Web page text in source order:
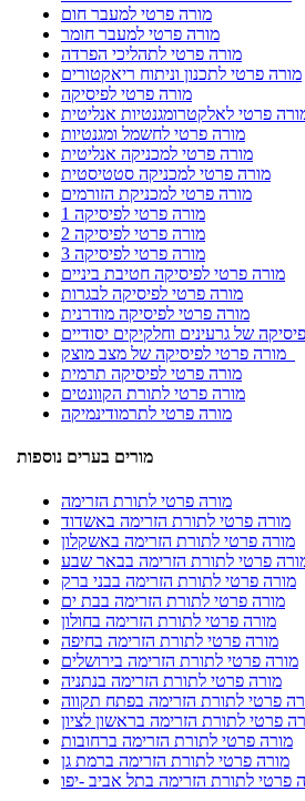
מורה פרטי למעבר חום
מורה פרטי למעבר חומר
מורה פרטי לתהליכי הפרדה
מורה פרטי לתכנון וניתוח ריאקטורים
מורה פרטי לפיסיקה
פרטי לאלקטרומגנטיות אנליטית
מורה פרטי לחשמל ומגנטיות
מורה פרטי למכניקה אנליטית
מורה פרטי למכניקה סטטיסטית
מורה פרטי למכניקת הזורמים
מורה פרטי לפיסיקה 1
מורה פרטי לפיסיקה 2
מורה פרטי לפיסיקה 3
מורה פרטי לפיסיקה חטיבת ביניים
מורה פרטי לפיסיקה לבגרות
מורה פרטי לפיסיקה מודרנית
של גרעינים וחלקיקים יסודיים
מורה פרטי לפיסיקה תרמית
מורה פרטי לתורת הקוונטים
מורה פרטי לתרמודינמיקה
מורים בערים נוספות
מורה פרטי לתורת הזרימה
מורה פרטי לתורת הזרימה באשדוד
מורה פרטי לתורת הזרימה באשקלון
פרטי לתורת הזרימה בבאר שבע
מורה פרטי לתורת הזרימה בבני ברק
מורה פרטי לתורת הזרימה בבת ים
מורה פרטי לתורת הזרימה בחולון
מורה פרטי לתורת הזרימה בחיפה
מורה פרטי לתורת הזרימה בירושלים
מורה פרטי לתורת הזרימה בנתניה
פרטי לתורת הזרימה בפתח תקווה
פרטי לתורת הזרימה בראשון לציון
מורה פרטי לתורת הזרימה ברחובות
מורה פרטי לתורת הזרימה ברמת גן
פרטי לתורת הזרימה בתל אביב -יפו